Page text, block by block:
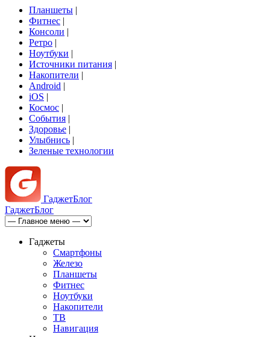
Планшеты |
Фитнес |
Консоли |
Ретро |
Ноутбуки |
Источники питания |
Накопители |
Android |
iOS |
Космос |
События |
Здоровье |
Улыбнись |
Зеленые технологии
ГаджетБлог
ГаджетБлог
Гаджеты
Смартфоны
Железо
Планшеты
Фитнес
Ноутбуки
Накопители
ТВ
Навигация